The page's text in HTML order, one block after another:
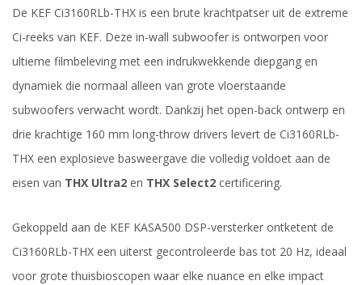
De KEF Ci3160RLb-THX is een brute krachtpatser uit de extreme
Ci-reeks van KEF. Deze in-wall subwoofer is ontworpen voor
ultieme filmbeleving met een indrukwekkende diepgang en
dynamiek die normaal alleen van grote vloerstaande
subwoofers verwacht wordt. Dankzij het open-back ontwerp en
drie krachtige 160 mm long-throw drivers levert de Ci3160RLb-
THX een explosieve basweergave die volledig voldoet aan de
eisen van THX Ultra2 en THX Select2 certificering.
Gekoppeld aan de KEF KASA500 DSP-versterker ontketent de
Ci3160RLb-THX een uiterst gecontroleerde bas tot 20 Hz, ideaal
voor grote thuisbioscopen waar elke nuance en elke impact